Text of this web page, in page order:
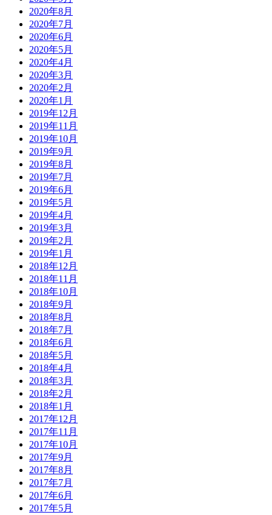
2020年8月
2020年7月
2020年6月
2020年5月
2020年4月
2020年3月
2020年2月
2020年1月
2019年12月
2019年11月
2019年10月
2019年9月
2019年8月
2019年7月
2019年6月
2019年5月
2019年4月
2019年3月
2019年2月
2019年1月
2018年12月
2018年11月
2018年10月
2018年9月
2018年8月
2018年7月
2018年6月
2018年5月
2018年4月
2018年3月
2018年2月
2018年1月
2017年12月
2017年11月
2017年10月
2017年9月
2017年8月
2017年7月
2017年6月
2017年5月